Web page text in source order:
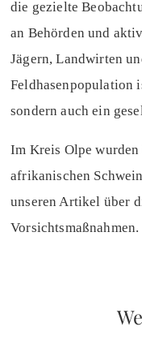
die gezielte
an Behörden und
Jägern, Landwirten
Feldhasenpopulation
sondern auch ein
Im Kreis Olpe
afrikanischen
unseren Artikel über
Vorsichtsmaßnahmen.